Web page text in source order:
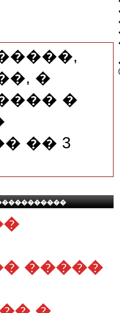
�
�
�� 3
�����